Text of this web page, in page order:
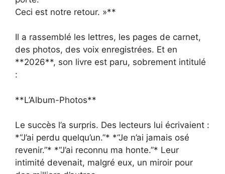
Ceci est notre retour. »**
Il a rassemblé les lettres, les pages de carnet,
des photos, des voix enregistrées. Et en
**2026**, son livre est paru, sobrement intitulé
:
**L’Album-Photos**
Le succès l’a surpris. Des lecteurs lui écrivaient :
*“J’ai perdu quelqu’un.”* *“Je n’ai jamais osé
revenir.”* *“J’ai reconnu ma honte.”* Leur
intimité devenait, malgré eux, un miroir pour